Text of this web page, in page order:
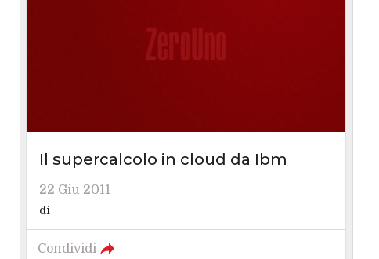
Il supercalcolo in cloud da Ibm
22 Giu 2011
di
Condividi